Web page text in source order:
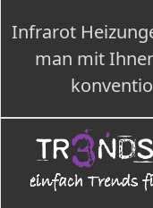
Infrarot
man mit